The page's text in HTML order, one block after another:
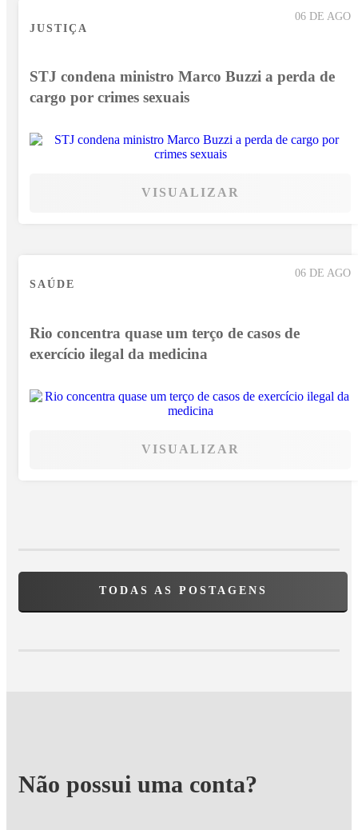
06 DE AGO
JUSTIÇA
STJ condena ministro Marco Buzzi a perda de
cargo por crimes sexuais
VISUALIZAR
06 DE AGO
SAÚDE
Rio concentra quase um terço de casos de
exercício ilegal da medicina
VISUALIZAR
TODAS AS POSTAGENS
Não possui uma conta?